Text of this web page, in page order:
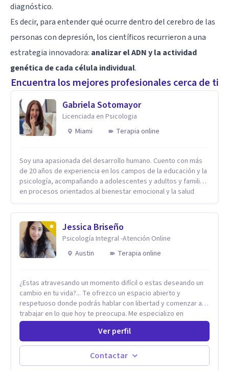
diagnóstico.
Es decir, para entender qué ocurre dentro del cerebro de las
personas con depresión, los científicos recurrieron a una
estrategia innovadora: analizar el ADN y la actividad
genética de cada célula individual.
Encuentra los mejores profesionales cerca de ti
Gabriela Sotomayor
Licenciada en Psicologia
Miami
Terapia online
Soy una apasionada del desarrollo humano. Cuento con más
de 20 años de experiencia en los campos de la educación y la
psicología, acompañando a adolescentes y adultos y familias
en procesos orientados al bienestar emocional y la salud
sentido. Considero que esto es posible cuando
desarrollamos una mayor conciencia de nuestro mundo
interior y de la manera en que nuestras experiencias influyen
en nuestra forma de sentir, pensar y relacionarnos. Mi misión
ritmo de cada persona. Integro conocimientos y herramientas
de la psicología con un enfoque informado en trauma para
ayudar a mis clientes a comprender sus conflictos internos,
fortalecer sus recursos personales, desarrollar nuevas
estrategias de afrontamiento y avanzar con mayor claridad,
autoconciencia como un camino fundamental para la
transformación personal y para construir una vida más
auténtica y significativa.
Jessica Briseño
Psicología Integral -Atención Online
Austin
Terapia online
¿Estas atravesando un momento difícil o estas deseando un
cambio en tu vida?... Te ofrezco un espacio abierto y
respetuoso donde podrás hablar con libertad y comenzar a
trabajar en lo que hoy te preocupa. Me especializo en
Trastornos de Ansiedad y a lo largo de mi experiencia
profesional he acompañado a muchas Familias y Parejas con
distintas problemáticas como el manejo del estrés,
Autoestima, Gestión de la Ira, Depresión, Retos en la Crianza,
Codependencia, Celos, entre otros. Cuento con más de 12
Ver perfil
Contactar